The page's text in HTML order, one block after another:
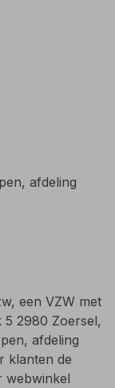
afdeling
een VZW met
5 2980 Zoersel,
afdeling
klanten de
webwinkel